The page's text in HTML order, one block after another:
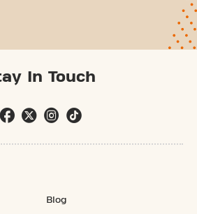
In Touch
Blog